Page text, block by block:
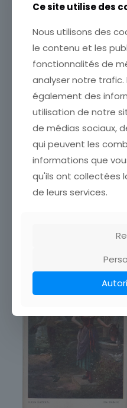
CARTE POSTALE FANTAISIE
DOLLARPRINZESSIN
ETAT VOIR SCAN Cumulez
vos achats en visitant ma
boutique afin de réduire
vos frais de port. Attendez
que nous ayons calculé
frais de port[…]
3,50€
Ce site utilise des
Nous utilisons des
le contenu et les
fonctionnalités de
analyser notre
également des
utilisation de notre
de médias sociaux,
qui peuvent les
informations que
qu'ils ont collectées
de leurs services.